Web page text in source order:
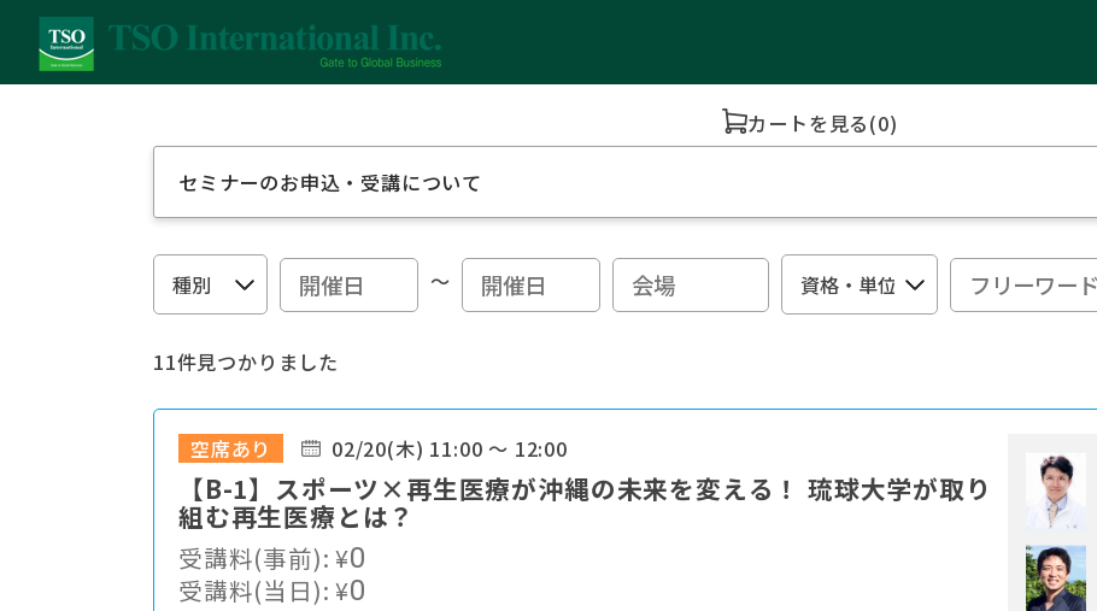
カートを見る(0)
セミナーのお申込・受講について
～
11件見つかりました
空席あり 02/20(木) 11:00 ～ 12:00
【B-1】スポーツ×再生医療が沖縄の未来を変える！ 琉球大学が取り
組む再生医療とは？
受講料(事前):¥0
受講料(当日):¥0